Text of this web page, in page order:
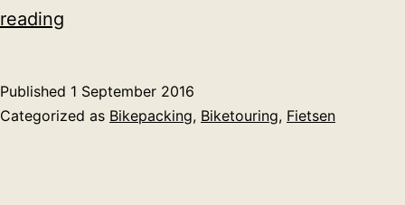
reading
GR151
Published 1 September 2016
Categorized as Bikepacking, Biketouring, Fietsen